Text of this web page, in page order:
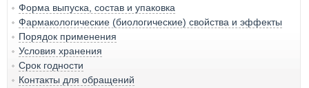
Форма выпуска, состав и упаковка
Фармакологические (биологические) свойства и эффекты
Порядок применения
Условия хранения
Срок годности
Контакты для обращений